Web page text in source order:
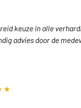
keuze in alle
advies door de